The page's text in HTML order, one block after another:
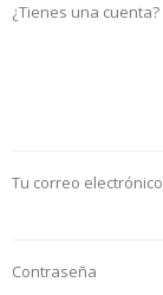
Empleo
¿Tienes una cuenta?
Tu correo electrónico
Contraseña